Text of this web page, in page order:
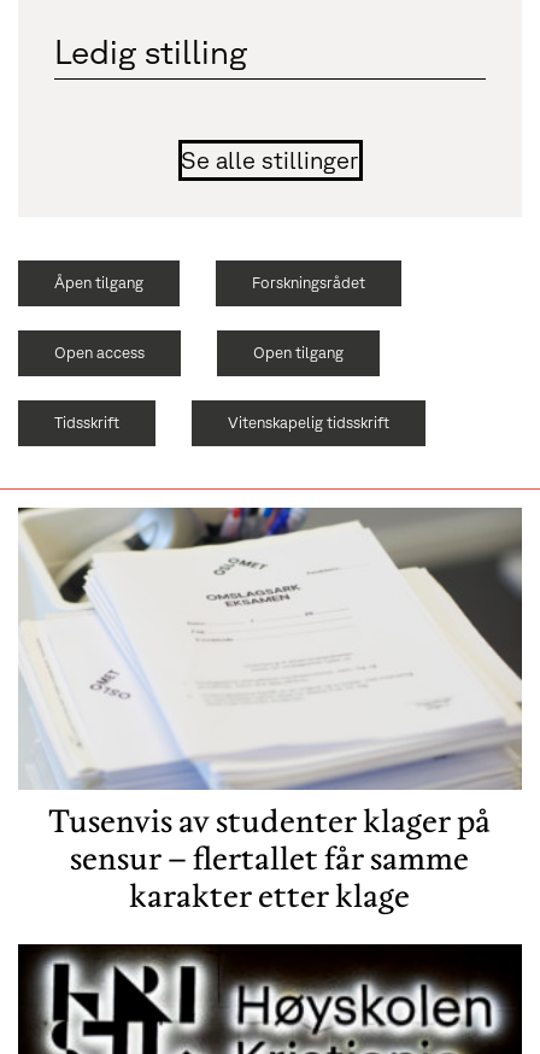
Ledig stilling
Se alle stillinger
Åpen tilgang Forskningsrådet
Open access Open tilgang
Tidsskrift Vitenskapelig tidsskrift
Tusenvis av studenter klager på
sensur – flertallet får samme
karakter etter klage